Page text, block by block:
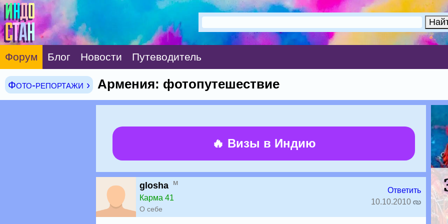
Форум Блог Новости Путеводитель
Фото-репортажи › Армения: фотопутешествие
🔥 Визы в Индию
glosha м
Карма 41
О себе
Ответить
10.10.2010